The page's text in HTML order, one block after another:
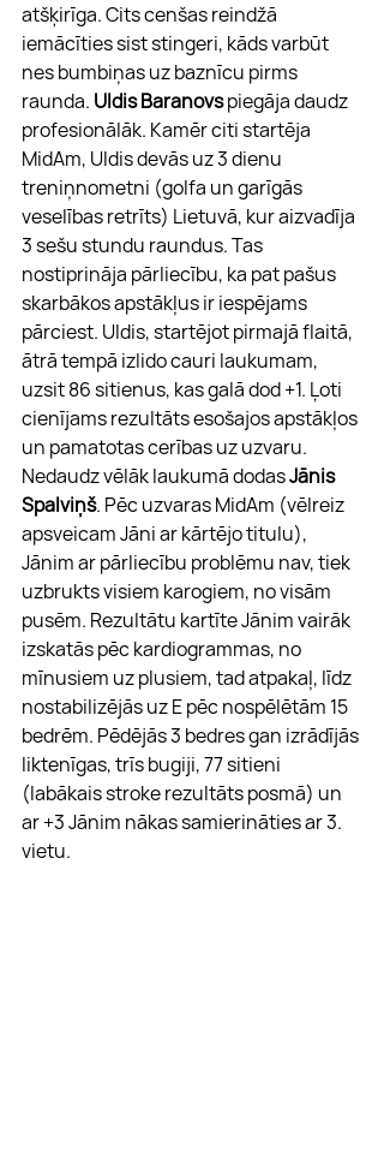
atšķirīga. Cits cenšas reindžā
iemācīties sist stingeri, kāds varbūt
nes bumbiņas uz baznīcu pirms
raunda. Uldis Baranovs piegāja daudz
profesionālāk. Kamēr citi startēja
MidAm, Uldis devās uz 3 dienu
treniņnometni (golfa un garīgās
veselības retrīts) Lietuvā, kur aizvadīja
3 sešu stundu raundus. Tas
nostiprināja pārliecību, ka pat pašus
skarbākos apstākļus ir iespējams
pārciest. Uldis, startējot pirmajā flaitā,
ātrā tempā izlido cauri laukumam,
uzsit 86 sitienus, kas galā dod +1. Ļoti
cienījams rezultāts esošajos apstākļos
un pamatotas cerības uz uzvaru.
Nedaudz vēlāk laukumā dodas Jānis
Spalviņš. Pēc uzvaras MidAm (vēlreiz
apsveicam Jāni ar kārtējo titulu),
Jānim ar pārliecību problēmu nav, tiek
uzbrukts visiem karogiem, no visām
pusēm. Rezultātu kartīte Jānim vairāk
izskatās pēc kardiogrammas, no
mīnusiem uz plusiem, tad atpakaļ, līdz
nostabilizējās uz E pēc nospēlētām 15
bedrēm. Pēdējās 3 bedres gan izrādījās
liktenīgas, trīs bugiji, 77 sitieni
(labākais stroke rezultāts posmā) un
ar +3 Jānim nākas samierināties ar 3.
vietu.